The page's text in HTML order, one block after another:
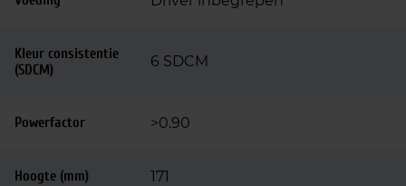
Kleur consistentie
(SDCM)
6 SDCM
Powerfactor >0.90
Hoogte (mm) 171